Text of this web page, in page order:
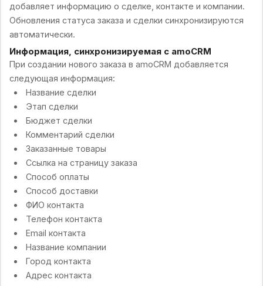
добавляет информацию о сделке, контакте и компании.
Обновления статуса заказа и сделки синхронизируются
автоматически.
Информация, синхронизируемая с amoCRM
При создании нового заказа в amoCRM добавляется
следующая информация:
Название сделки
Этап сделки
Бюджет сделки
Комментарий сделки
Заказанные товары
Ссылка на страницу заказа
Способ оплаты
Способ доставки
ФИО контакта
Телефон контакта
Email контакта
Название компании
Город контакта
Адрес контакта